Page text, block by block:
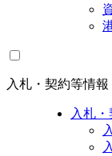
入札・契約等情報
入札